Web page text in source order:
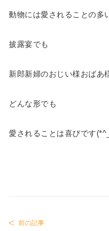
動物には愛されることの多
披露宴でも
新郎新婦のおじい様おばあ
どんな形でも
愛されることは喜びです
前の記事